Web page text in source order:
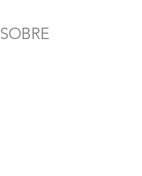
SOBRE